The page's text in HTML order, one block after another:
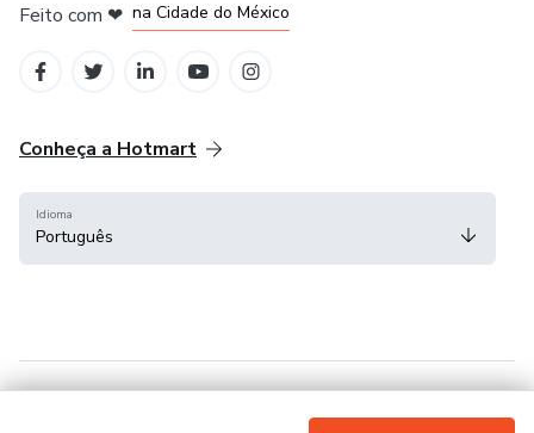
Feito com ❤ na Cidade do México
Conheça a Hotmart
Idioma
Português